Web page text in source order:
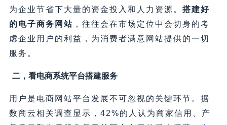
为企业节省下大量的资金投入和人力资源。 搭建好
的电子商务网站 ，往往会在市场定位中会切身的考
虑企业用户的利益，为消费者满意网站提供的一切
服务。
二，看电商系统平台搭建服务
用户是电商网站平台发展不可忽视的关键环节。据
数商云相关调查显示，42%的人认为商家信用、产